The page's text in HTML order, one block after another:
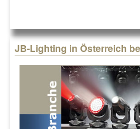
JB-Lighting in Österreich